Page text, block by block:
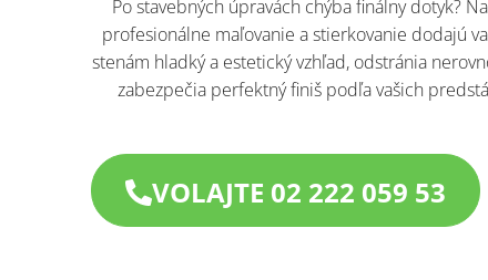
Po stavebných úpravách chýba finálny dotyk?
profesionálne maľovanie a stierkovanie dodajú
stenám hladký a estetický vzhľad, odstránia
zabezpečia perfektný finiš podľa vašich
VOLAJTE 02 222 059 53